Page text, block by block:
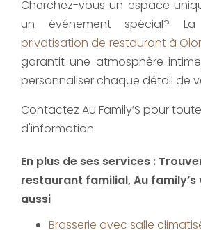
Cherchez-vous un espace
un événement spécial?
privatisation de restaurant à
garantit une atmosphère
personnaliser chaque détail de
Contactez Au Family’S pour
d'information
En plus de ses services :
restaurant familial, Au
aussi
Brasserie avec salle